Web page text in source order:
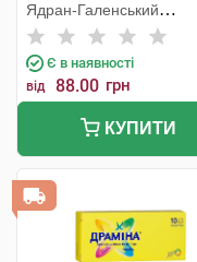
Ядран-Галенський
Лабораторій
Є в наявності
від 88.00 грн
КУПИТИ